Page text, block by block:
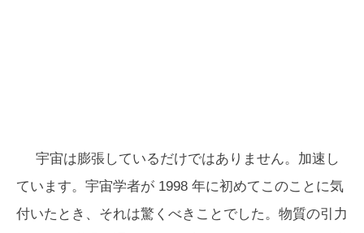
宇宙は膨張しているだけではありません。加速し
ています。宇宙学者が 1998 年に初めてこのことに気
付いたとき、それは驚くべきことでした。物質の引力